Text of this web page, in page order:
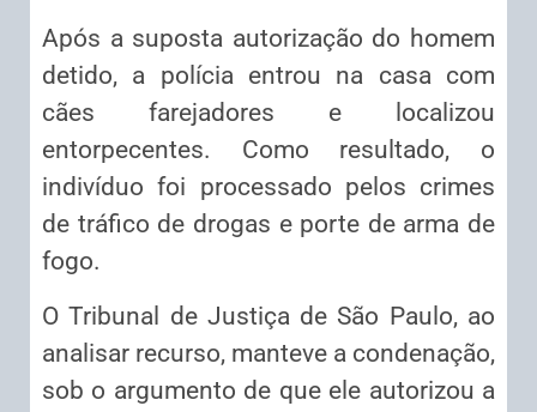
Após a suposta autorização do homem
detido, a polícia entrou na casa com
cães farejadores e localizou
entorpecentes. Como resultado, o
indivíduo foi processado pelos crimes
de tráfico de drogas e porte de arma de
fogo.
O Tribunal de Justiça de São Paulo, ao
analisar recurso, manteve a condenação,
sob o argumento de que ele autorizou a